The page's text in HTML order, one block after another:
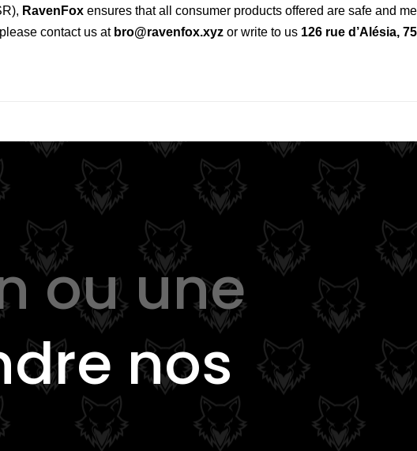
RavenFoxensures that all consumer products offered are safe and
contact us at bro@ravenfox.xyzor write to us 126 rue d’Alésia,
ou une
nos